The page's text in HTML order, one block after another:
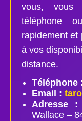
vous, vous
téléphone
rapidement et
à vos
distance.
Téléphone
Email :
Adresse :
Wallace –